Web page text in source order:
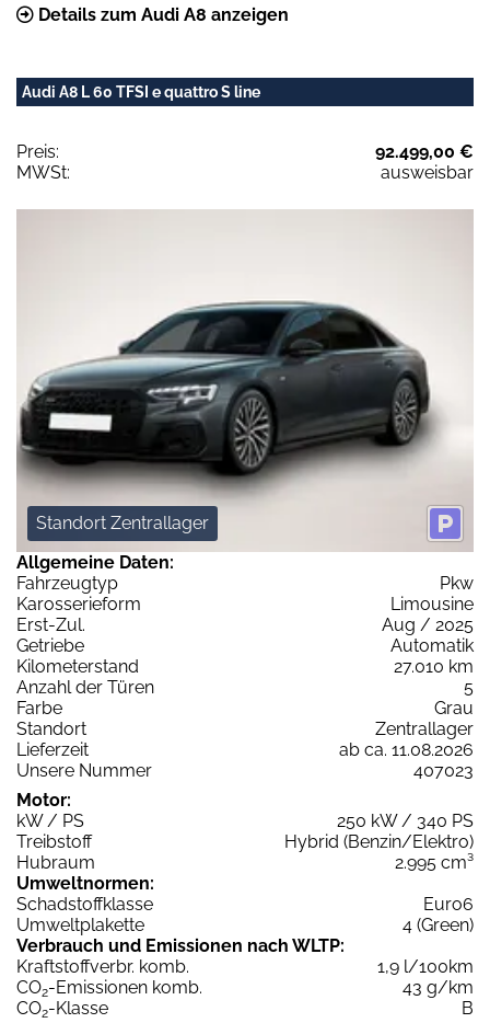
Details zum Audi A8 anzeigen
Audi A8 L 60 TFSI e quattro S line
Preis:
92.499,00 €
MWSt:
ausweisbar
Standort Zentrallager
Allgemeine Daten:
Fahrzeugtyp
Pkw
Karosserieform
Limousine
Erst-Zul.
Aug / 2025
Getriebe
Automatik
Kilometerstand
27.010 km
Anzahl der Türen
5
Farbe
Grau
Standort
Zentrallager
Lieferzeit
ab ca. 11.08.2026
Unsere Nummer
407023
Motor:
kW / PS
250 kW / 340 PS
Treibstoff
Hybrid (Benzin/Elektro)
Hubraum
2.995 cm³
Umweltnormen:
Schadstoffklasse
Euro6
Umweltplakette
4 (Green)
Verbrauch und Emissionen nach WLTP:
Kraftstoffverbr. komb.
1,9 l/100km
CO2-Emissionen komb.
43 g/km
CO2-Klasse
B